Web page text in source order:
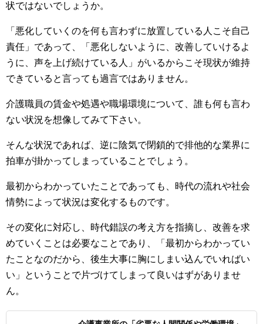
状ではないでしょうか。
「悪化していくのを何も言わずに放置している人こそ自己
責任」であって、「悪化しないように、改善していけるよ
うに、声を上げ続けている人」がいるからこそ現状が維持
できていると言っても過言ではありません。
介護職員の賃金や処遇や職場環境について、誰も何も言わ
ない状況を想像してみて下さい。
そんな状況であれば、逆に陰気で閉鎖的で排他的な業界に
拍車が掛かってしまっていることでしょう。
最初からわかっていたことであっても、時代の流れや社会
情勢によって状況は変化するものです。
その変化に対応し、時代錯誤の考え方を指摘し、改善を求
めていくことは必要なことであり、「最初からわかってい
たことなのだから、後生大事に胸にしまい込んでいればい
い」ということで片づけてしまって良いはずがありませ
ん。